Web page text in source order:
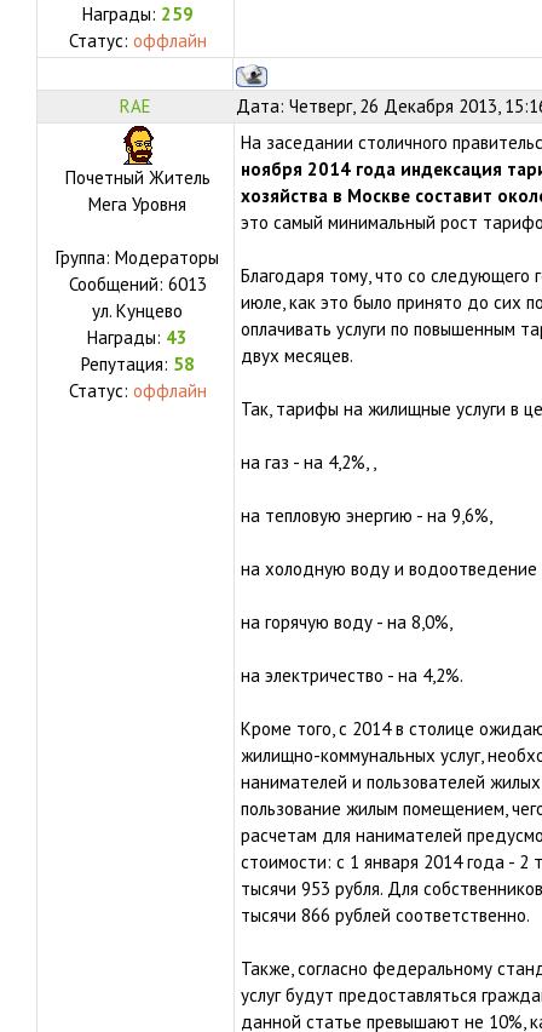
Награды: 259
Статус: оффлайн
RAE Дата: Четверг, 26 Декабря 2013,
Почетный Житель
Мега Уровня
Группа: Модераторы
Сообщений: 6013
ул. Кунцево
Награды: 43
Репутация: 58
Статус: оффлайн
На заседании столичного
ноября 2014 года индексация
хозяйства в Москве составит
это самый минимальный рост
Благодаря тому, что со следующего
июле, как это было принято до сих
оплачивать услуги по повышенным
двух месяцев.
Так, тарифы на жилищные услуги в
на газ - на 4,2%, ,
на тепловую энергию - на 9,6%,
на холодную воду и водоотведение
на горячую воду - на 8,0%,
на электричество - на 4,2%.
Кроме того, с 2014 в столице
жилищно-коммунальных услуг,
нанимателей и пользователей
пользование жилым помещением,
расчетам для нанимателей
стоимости: с 1 января 2014 года - 2
тысячи 953 рубля. Для
тысячи 866 рублей соответственно.
Также, согласно федеральному
услуг будут предоставляться
данной статье превышают не 10%,